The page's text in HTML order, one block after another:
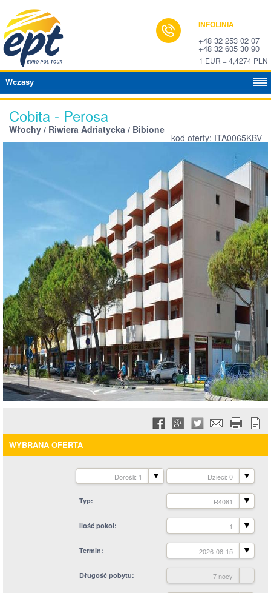
INFOLINIA
+48 32 253 02 07
+48 32 605 30 90
1 EUR = 4,4274 PLN
Wczasy
Cobita - Perosa
Włochy / Riwiera Adriatycka / Bibione
kod oferty: ITA0065KBV
WYBRANA OFERTA
Dorośli: 1 Dzieci: 0
Typ R4081
Ilość pokoi 1
Termin 2026-08-15
Długość pobytu 7 nocy